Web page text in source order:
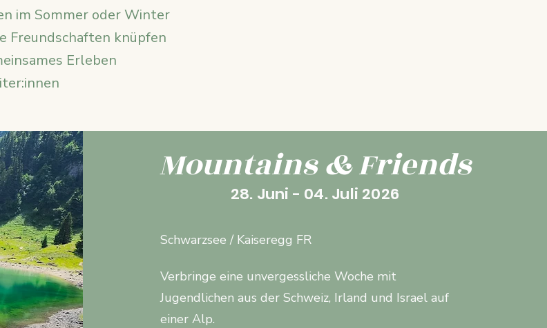
im Sommer oder Winter
Freundschaften knüpfen
Erleben
Mountains & Friends
28. Juni - 04. Juli 2026
Schwarzsee / Kaiseregg FR
Verbringe eine unvergessliche Woche mit
Jugendlichen aus der Schweiz, Irland und Israel auf
einer Alp.